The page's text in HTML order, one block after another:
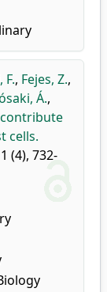
F., Fejes, Z.,
Á.,
cells.
(4), 732-